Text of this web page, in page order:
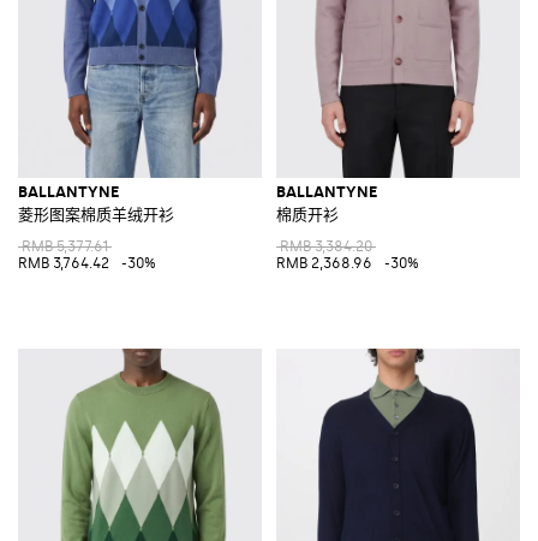
BALLANTYNE
菱形图案棉质羊绒开衫
RMB 5,377.61
RMB 3,764.42
-30%
BALLANTYNE
棉质开衫
RMB 3,384.20
RMB 2,368.96
-30%